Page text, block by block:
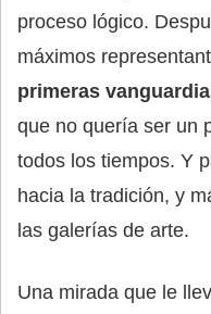
proceso lógico.
máximos
primeras
que no quería ser un
todos los tiempos. Y
hacia la tradición, y
las galerías de arte.
Una mirada que le